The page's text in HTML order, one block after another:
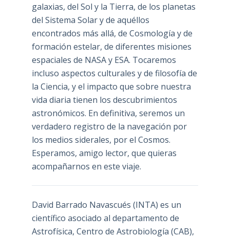
galaxias, del Sol y la Tierra, de los planetas
del Sistema Solar y de aquéllos
encontrados más allá, de Cosmología y de
formación estelar, de diferentes misiones
espaciales de NASA y ESA. Tocaremos
incluso aspectos culturales y de filosofía de
la Ciencia, y el impacto que sobre nuestra
vida diaria tienen los descubrimientos
astronómicos. En definitiva, seremos un
verdadero registro de la navegación por
los medios siderales, por el Cosmos.
Esperamos, amigo lector, que quieras
acompañarnos en este viaje.
David Barrado Navascués (INTA) es un
científico asociado al departamento de
Astrofísica, Centro de Astrobiología (CAB),